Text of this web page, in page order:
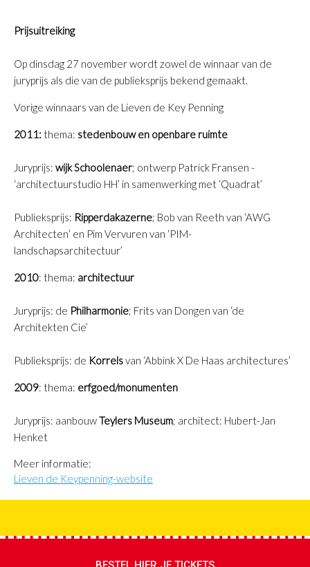
Prijsuitreiking
Op dinsdag 27 november wordt zowel de winnaar van de
juryprijs als die van de publieksprijs bekend gemaakt.
Vorige winnaars van de Lieven de Key Penning
2011: thema: stedenbouw en openbare ruimte
Juryprijs: wijk Schoolenaer; ontwerp Patrick Fransen -
‘architectuurstudio HH’ in samenwerking met ‘Quadrat’
Publieksprijs: Ripperdakazerne; Bob van Reeth van ‘AWG
Architecten’ en Pim Vervuren van ‘PIM-
landschapsarchitectuur’
2010: thema: architectuur
Juryprijs: de Philharmonie; Frits van Dongen van ‘de
Architekten Cie’
Publieksprijs: de Korrelsvan ‘Abbink X De Haas architectures’
2009: thema: erfgoed/monumenten
Juryprijs: aanbouwTeylers Museum; architect: Hubert-Jan
Henket
Meer informatie:
Lieven de Keypenning-website